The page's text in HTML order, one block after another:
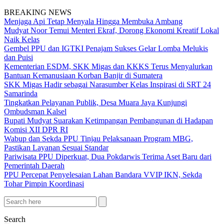
BREAKING NEWS
Menjaga Api Tetap Menyala Hingga Membuka Ambang
Mudyat Noor Temui Menteri Ekraf, Dorong Ekonomi Kreatif Lokal
Naik Kelas
Gembel PPU dan IGTKI Penajam Sukses Gelar Lomba Melukis
dan Puisi
Kementerian ESDM, SKK Migas dan KKKS Terus Menyalurkan
Bantuan Kemanusiaan Korban Banjir di Sumatera
SKK Migas Hadir sebagai Narasumber Kelas Inspirasi di SRT 24
Samarinda
Tingkatkan Pelayanan Publik, Desa Muara Jaya Kunjungi
Ombudsman Kalsel
Bupati Mudyat Suarakan Ketimpangan Pembangunan di Hadapan
Komisi XII DPR RI
Wabup dan Sekda PPU Tinjau Pelaksanaan Program MBG,
Pastikan Layanan Sesuai Standar
Pariwisata PPU Diperkuat, Dua Pokdarwis Terima Aset Baru dari
Pemerintah Daerah
PPU Percepat Penyelesaian Lahan Bandara VVIP IKN, Sekda
Tohar Pimpin Koordinasi
Search